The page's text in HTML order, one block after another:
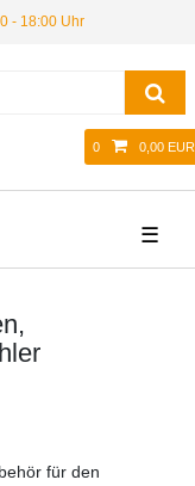
- 18:00 Uhr
0 0,00 EUR
☰
für den